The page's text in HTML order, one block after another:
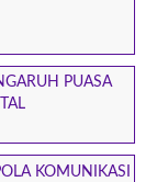
PUASA
KOMUNIKASI